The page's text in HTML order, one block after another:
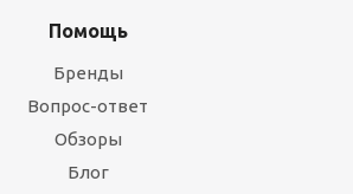
Помощь
Бренды
Вопрос-ответ
Обзоры
Блог